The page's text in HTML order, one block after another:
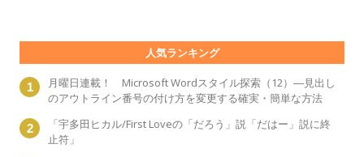
人気ランキング
月曜日連載！ Microsoft Wordスタイル探索（12）―見出し
のアウトライン番号の付け方を変更する確実・簡単な方法
「宇多田ヒカル/First Loveの「だろう」説「だはー」説に終
止符」